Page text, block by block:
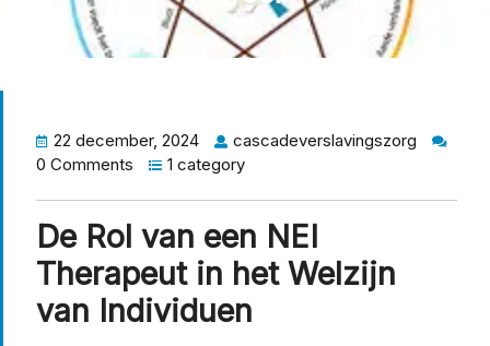
22 december, 2024
cascadeverslavingszorg
0 Comments
1 category
De Rol van een NEI
Therapeut in het Welzijn
van Individuen